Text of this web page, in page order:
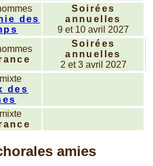
des
Soirées
annuelles
9 et 10 avril 2027
Soirées
annuelles
2 et 3 avril 2027
des
amies